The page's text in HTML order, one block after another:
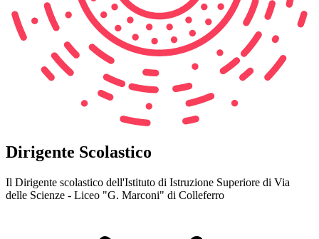
Dirigente Scolastico
Il Dirigente scolastico dell'Istituto di Istruzione Superiore di Via
delle Scienze - Liceo "G. Marconi" di Colleferro